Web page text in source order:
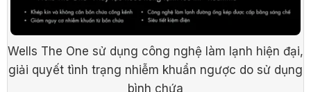
Wells The One sử dụng công nghệ làm lạnh hiện đại,
giải quyết tình trạng nhiễm khuẩn ngược do sử dụng
bình chứa